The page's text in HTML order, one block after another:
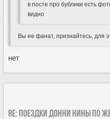
в посте про бублики есть
видно
Вы ее фанат, признайтесь, для
нет
Re: Поездки Донни Нины по